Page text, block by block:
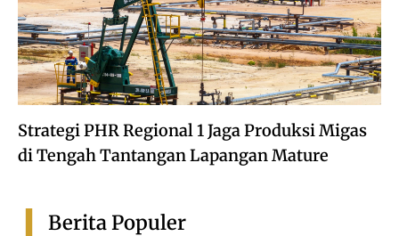
Strategi PHR Regional 1 Jaga Produksi Migas
di Tengah Tantangan Lapangan Mature
Berita Populer